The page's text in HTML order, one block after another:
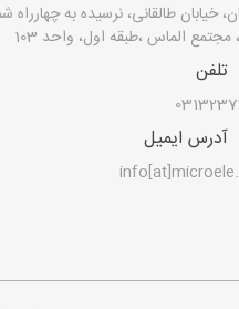
خیابان طالقانی، نرسیده به
مجتمع الماس ،طبقه اول، واحد 103
تلفن
آدرس ایمیل